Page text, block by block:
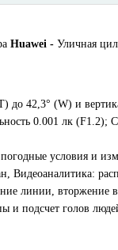
Huawei - Уличная
до 42,3° (W) и
0.001 лк
условия и
Видеоаналитика:
линии, вторжение
и подсчет голов